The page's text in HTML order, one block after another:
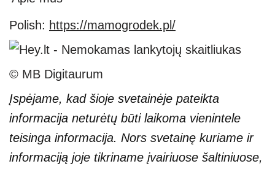
Polish: https://mamogrodek.pl/
© MB Digitaurum
Įspėjame, kad šioje svetainėje pateikta
informacija neturėtų būti laikoma vienintele
teisinga informacija. Nors svetainę kuriame ir
informaciją joje tikriname įvairiuose šaltiniuose,